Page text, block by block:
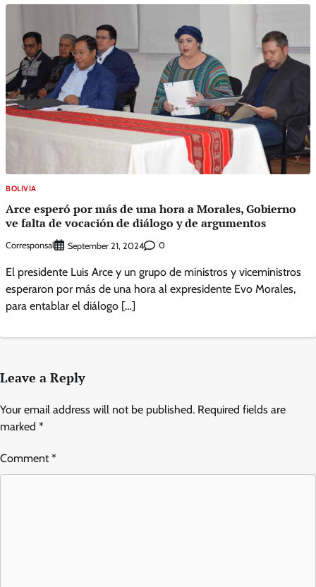
BOLIVIA
Arce esperó por más de una hora a Morales, Gobierno
ve falta de vocación de diálogo y de argumentos
Corresponsal September 21, 2024 0
El presidente Luis Arce y un grupo de ministros y viceministros
esperaron por más de una hora al expresidente Evo Morales,
para entablar el diálogo […]
Leave a Reply
Your email address will not be published. Required fields are
marked *
Comment*